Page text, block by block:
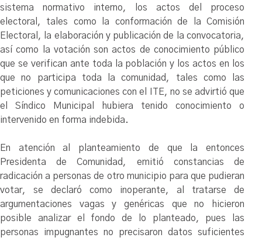
sistema normativo interno, los actos del proceso
electoral, tales como la conformación de la Comisión
Electoral, la elaboración y publicación de la convocatoria,
así como la votación son actos de conocimiento público
que se verifican ante toda la población y los actos en los
que no participa toda la comunidad, tales como las
peticiones y comunicaciones con el ITE, no se advirtió que
el Síndico Municipal hubiera tenido conocimiento o
intervenido en forma indebida.
En atención al planteamiento de que la entonces
Presidenta de Comunidad, emitió constancias de
radicación a personas de otro municipio para que pudieran
votar, se declaró como inoperante, al tratarse de
argumentaciones vagas y genéricas que no hicieron
posible analizar el fondo de lo planteado, pues las
personas impugnantes no precisaron datos suficientes